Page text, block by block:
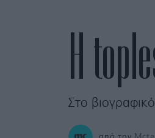
H
Στο